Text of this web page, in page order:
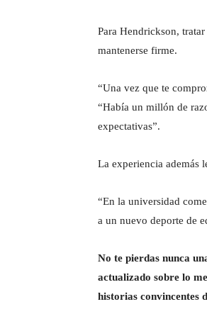
Para Hendrickson,
mantenerse firme.
“Una vez que te
“Había un millón de
expectativas”.
La experiencia además
“En la universidad
a un nuevo deporte de
No te pierdas nunca
actualizado sobre lo
historias convincentes